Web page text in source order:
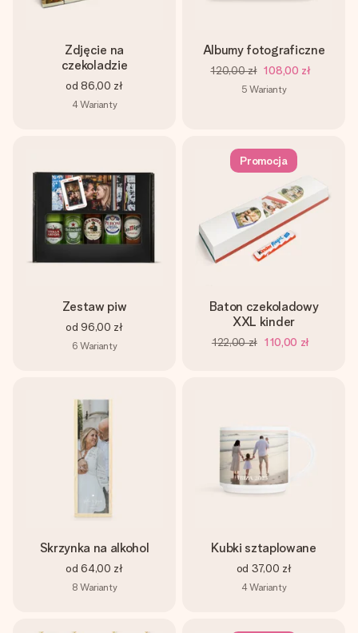
Zdjęcie na
czekoladzie
od 86,00 zł
4Warianty
Albumy fotograficzne
120,00 zł 108,00 zł
5 Warianty
Zestaw piw
od 96,00 zł
6 Warianty
Promocja
Baton czekoladowy
XXL kinder
122,00 zł 110,00 zł
Skrzynka na alkohol
od 64,00 zł
8 Warianty
Kubki sztaplowane
od 37,00 zł
4Warianty